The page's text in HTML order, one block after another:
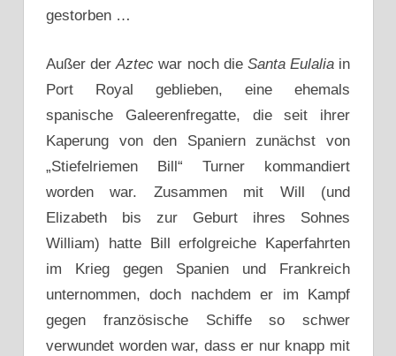
gestorben …
Außer derAztec war noch die Santa Eulaliain
Port Royal geblieben, eine ehemals
spanische Galeerenfregatte, die seit ihrer
Kaperung von den Spaniern zunächst von
„Stiefelriemen Bill“ Turner kommandiert
worden war. Zusammen mit Will (und
Elizabeth bis zur Geburt ihres Sohnes
William) hatte Bill erfolgreiche Kaperfahrten
im Krieg gegen Spanien und Frankreich
unternommen, doch nachdem er im Kampf
gegen französische Schiffe so schwer
verwundet worden war, dass er nur knapp mit